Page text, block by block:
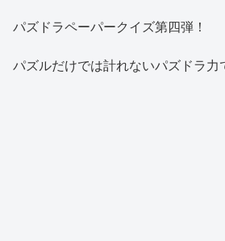
パズドラペーパークイズ第四弾！
パズルだけでは計れないパズドラ力